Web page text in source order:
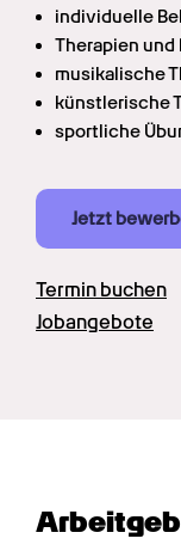
individuelle
Therapien und
musikalische
künstlerische
sportliche
Jetzt
Termin buchen
Jobangebote